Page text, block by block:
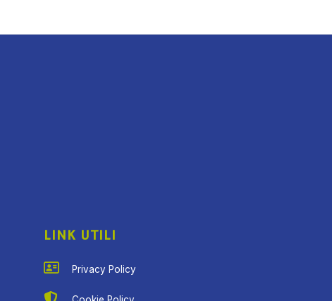
LINK UTILI
Privacy Policy